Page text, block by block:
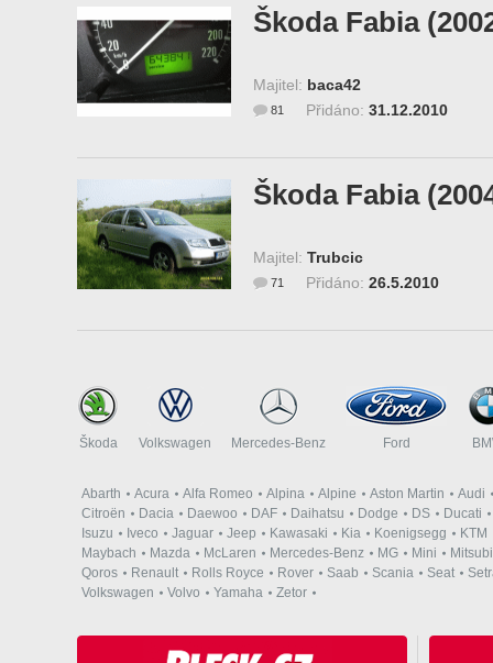
Škoda Fabia
Majitel: baca42
Přidáno: 31.12.2010
81
Škoda Fabia
Majitel: Trubcic
Přidáno: 26.5.2010
71
Škoda Volkswagen Mercedes-Benz Ford
Abarth Acura Alfa Romeo Alpina Alpine Aston Martin
Audi
Citroën
Dacia Daewoo DAF Daihatsu Dodge DS
Ducati
Isuzu
Iveco Jaguar Jeep Kawasaki Kia Koenigsegg
KTM
Maybach
Mazda McLaren Mercedes-Benz MG Mini
Qoros
Renault Rolls Royce Rover Saab Scania Seat
Volkswagen
Volvo Yamaha Zetor